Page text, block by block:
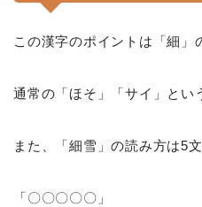
この漢字のポイントは「細」
通常の「ほそ」「サイ」とい
また、「細雪」の読み方は5文
「〇〇〇〇〇」